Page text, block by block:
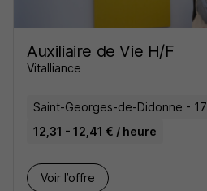
Auxiliaire de Vie H/F
Vitalliance
Saint-Georges-de-Didonne - 17
12,31 - 12,41 € / heure
Voir l’offre